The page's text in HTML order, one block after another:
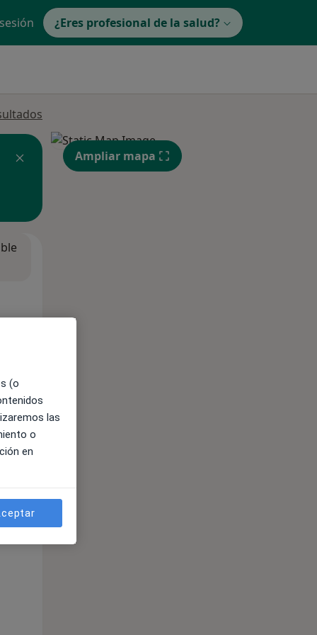
¿Eres profesional de la salud?
Ampliar mapa
(o
las
o
en